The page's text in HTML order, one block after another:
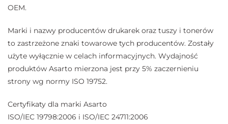
OEM.
Marki i nazwy producentów drukarek oraz tuszy i tonerów
to zastrzeżone znaki towarowe tych producentów. Zostały
użyte wyłącznie w celach informacyjnych. Wydajność
produktów Asarto mierzona jest przy 5% zaczernieniu
strony wg normy ISO 19752.
Certyfikaty dla marki Asarto
ISO/IEC 19798:2006 i ISO/IEC 24711:2006